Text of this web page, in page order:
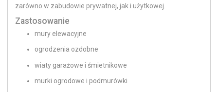
zarówno w zabudowie prywatnej, jak i użytkowej.
Zastosowanie
mury elewacyjne
ogrodzenia ozdobne
wiaty garażowe i śmietnikowe
murki ogrodowe i podmurówki